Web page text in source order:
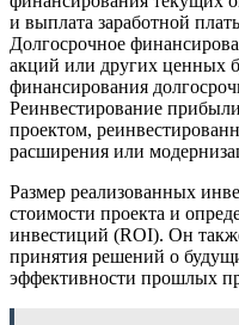
и выплата заработной
Долгосрочное
акций или других ценных
финансирования
Реинвестирование
проектом,
расширения или
Размер реализованных
стоимости проекта и
инвестиций (ROI). Он
принятия решений о
эффективности прошлых